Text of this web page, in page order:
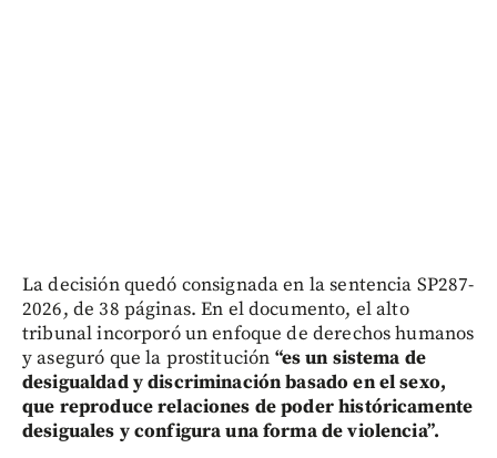
La decisión quedó consignada en la sentencia SP287-
2026, de 38 páginas. En el documento, el alto
tribunal incorporó un enfoque de derechos humanos
y aseguró que la prostitución “es un sistema de
desigualdad y discriminación basado en el sexo,
que reproduce relaciones de poder históricamente
desiguales y configura una forma de violencia”.